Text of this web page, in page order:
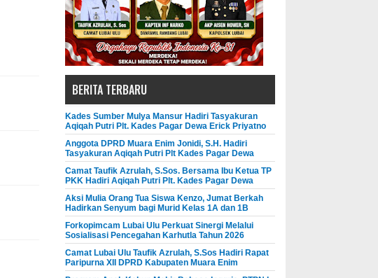
BERITA TERBARU
Kades Sumber Mulya Mansur Hadiri Tasyakuran
Aqiqah Putri Plt. Kades Pagar Dewa Erick Priyatno
Anggota DPRD Muara Enim Jonidi, S.H. Hadiri
Tasyakuran Aqiqah Putri Plt Kades Pagar Dewa
Camat Taufik Azrulah, S.Sos. Bersama Ibu Ketua TP
PKK Hadiri Aqiqah Putri Plt. Kades Pagar Dewa
Aksi Mulia Orang Tua Siswa Kenzo, Jumat Berkah
Hadirkan Senyum bagi Murid Kelas 1A dan 1B
Forkopimcam Lubai Ulu Perkuat Sinergi Melalui
Sosialisasi Pencegahan Karhutla Tahun 2026
Camat Lubai Ulu Taufik Azrulah, S.Sos Hadiri Rapat
Paripurna XII DPRD Kabupaten Muara Enim